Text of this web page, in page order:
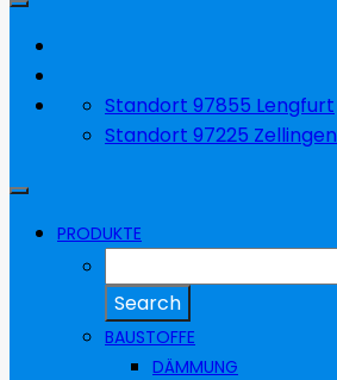
Standort 97855 Lengfurt
Standort 97225 Zellingen
PRODUKTE
BAUSTOFFE
DÄMMUNG